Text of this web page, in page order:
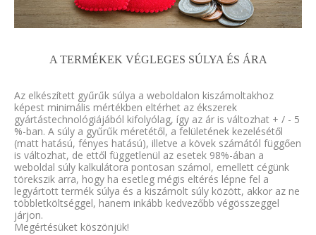
A TERMÉKEK VÉGLEGES SÚLYA ÉS ÁRA
Az elkészített gyűrűk súlya a weboldalon kiszámoltakhoz
képest minimális mértékben eltérhet az ékszerek
gyártástechnológiájából kifolyólag, így az ár is változhat + / - 5
%-ban. A súly a gyűrűk méretétől, a felületének kezelésétől
(matt hatású, fényes hatású), illetve a kövek számától függően
is változhat, de ettől függetlenül az esetek 98%-ában a
weboldal súly kalkulátora pontosan számol, emellett cégünk
törekszik arra, hogy ha esetleg mégis eltérés lépne fel a
legyártott termék súlya és a kiszámolt súly között, akkor az ne
többletköltséggel, hanem inkább kedvezőbb végösszeggel
járjon.
Megértésüket köszönjük!